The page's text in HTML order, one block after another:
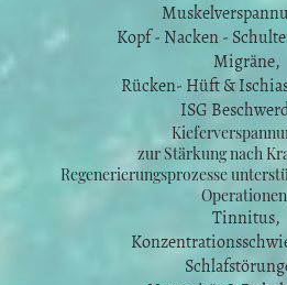
Kopf - Nacken -
Migräne,
Rücken- Hüft &
ISG
zur Stärkung nach
Regenerierungsprozesse
Tinnitus,